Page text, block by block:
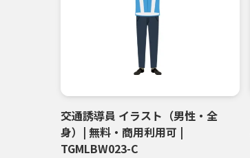
交通誘導員 イラスト（男性・全
身）| 無料・商用利用可 |
TGMLBW023-C